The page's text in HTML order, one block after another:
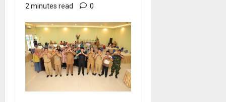
2 minutes read
0